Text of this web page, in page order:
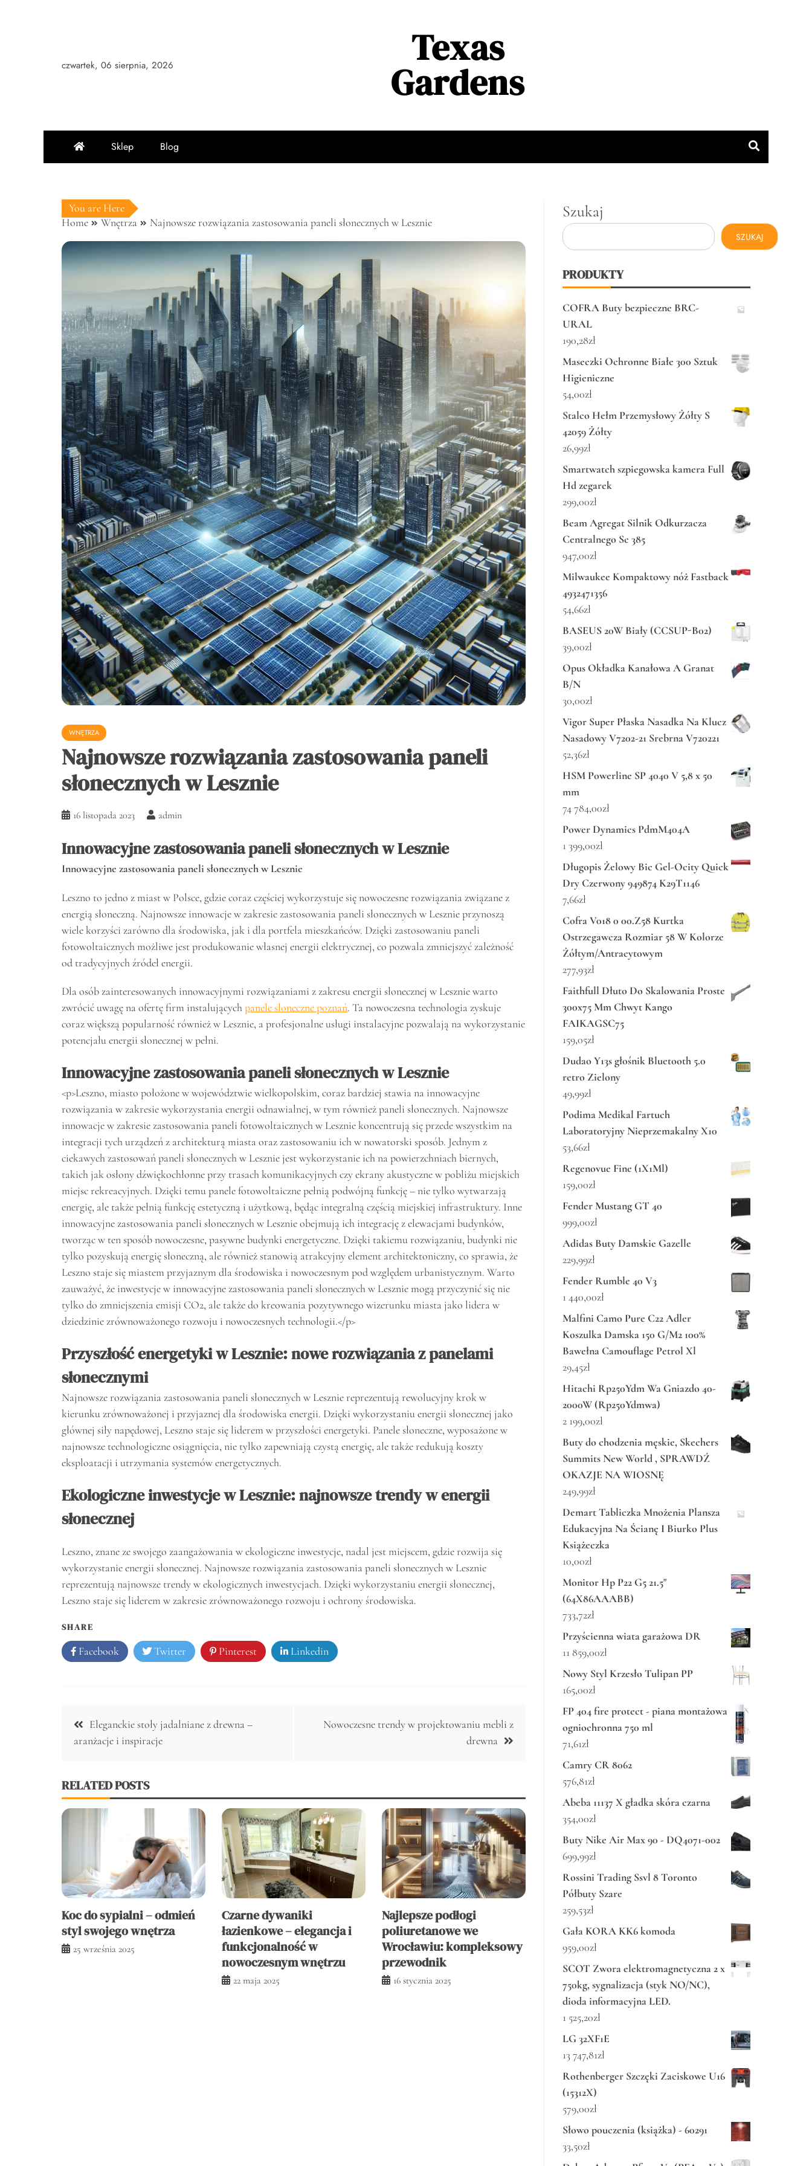
czwartek, 06 sierpnia, 2026
Texas
Gardens
Sklep Blog
You are Here
Home
Wnętrza Najnowsze rozwiązania zastosowania paneli słonecznych w Lesznie
WNĘTRZA
Najnowsze rozwiązania zastosowania paneli
słonecznych w Lesznie
16 listopada 2023 admin
Innowacyjne zastosowania paneli słonecznych w Lesznie
Innowacyjne zastosowania paneli słonecznych w Lesznie
Leszno to jedno z miast w Polsce, gdzie coraz częściej wykorzystuje się nowoczesne rozwiązania związane z
energią słoneczną. Najnowsze innowacje w zakresie zastosowania paneli słonecznych w Lesznie przynoszą
wiele korzyści zarówno dla środowiska, jak i dla portfela mieszkańców. Dzięki zastosowaniu paneli
fotowoltaicznych możliwe jest produkowanie własnej energii elektrycznej, co pozwala zmniejszyć zależność
od tradycyjnych źródeł energii.
Dla osób zainteresowanych innowacyjnymi rozwiązaniami z zakresu energii słonecznej w Lesznie warto
zwrócić uwagę na ofertę firm instalującychpanele słoneczne poznań. Ta nowoczesna technologia zyskuje
coraz większą popularność również w Lesznie, a profesjonalne usługi instalacyjne pozwalają na wykorzystanie
potencjału energii słonecznej w pełni.
Innowacyjne zastosowania paneli słonecznych w Lesznie
<p>Leszno, miasto położone w województwie wielkopolskim, coraz bardziej stawia na innowacyjne
rozwiązania w zakresie wykorzystania energii odnawialnej, w tym również paneli słonecznych. Najnowsze
innowacje w zakresie zastosowania paneli fotowoltaicznych w Lesznie koncentrują się przede wszystkim na
integracji tych urządzeń z architekturą miasta oraz zastosowaniu ich w nowatorski sposób. Jednym z
ciekawych zastosowań paneli słonecznych w Lesznie jest wykorzystanie ich na powierzchniach biernych,
takich jak osłony dźwiękochłonne przy trasach komunikacyjnych czy ekrany akustyczne w pobliżu miejskich
miejsc rekreacyjnych. Dzięki temu panele fotowoltaiczne pełnią podwójną funkcję – nie tylko wytwarzają
energię, ale także pełnią funkcję estetyczną i użytkową, będąc integralną częścią miejskiej infrastruktury. Inne
innowacyjne zastosowania paneli słonecznych w Lesznie obejmują ich integrację z elewacjami budynków,
tworząc w ten sposób nowoczesne, pasywne budynki energetyczne. Dzięki takiemu rozwiązaniu, budynki nie
tylko pozyskują energię słoneczną, ale również stanowią atrakcyjny element architektoniczny, co sprawia, że
Leszno staje się miastem przyjaznym dla środowiska i nowoczesnym pod względem urbanistycznym. Warto
zauważyć, że inwestycje w innowacyjne zastosowania paneli słonecznych w Lesznie mogą przyczynić się nie
tylko do zmniejszenia emisji CO2, ale także do kreowania pozytywnego wizerunku miasta jako lidera w
dziedzinie zrównoważonego rozwoju i nowoczesnych technologii.</p>
Przyszłość energetyki w Lesznie: nowe rozwiązania z panelami
słonecznymi
Najnowsze rozwiązania zastosowania paneli słonecznych w Lesznie reprezentują rewolucyjny krok w
kierunku zrównoważonej i przyjaznej dla środowiska energii. Dzięki wykorzystaniu energii słonecznej jako
głównej siły napędowej, Leszno staje się liderem w przyszłości energetyki. Panele słoneczne, wyposażone w
najnowsze technologiczne osiągnięcia, nie tylko zapewniają czystą energię, ale także redukują koszty
eksploatacji i utrzymania systemów energetycznych.
Ekologiczne inwestycje w Lesznie: najnowsze trendy w energii
słonecznej
Leszno, znane ze swojego zaangażowania w ekologiczne inwestycje, nadal jest miejscem, gdzie rozwija się
wykorzystanie energii słonecznej. Najnowsze rozwiązania zastosowania paneli słonecznych w Lesznie
reprezentują najnowsze trendy w ekologicznych inwestycjach. Dzięki wykorzystaniu energii słonecznej,
Leszno staje się liderem w zakresie zrównoważonego rozwoju i ochrony środowiska.
SHARE
Facebook Twitter Pinterest Linkedin
Nawigacja
wpisu
Eleganckie stoły jadalniane z drewna –
aranżacje i inspiracje
Nowoczesne trendy w projektowaniu mebli z
drewna
RELATED POSTS
Koc do sypialni – odmień
styl swojego wnętrza
25 września 2025
Czarne dywaniki
łazienkowe – elegancja i
funkcjonalność w
nowoczesnym wnętrzu
22 maja 2025
Najlepsze podłogi
poliuretanowe we
Wrocławiu: kompleksowy
przewodnik
16 stycznia 2025
Szukaj
SZUKAJ
PRODUKTY
COFRA Buty bezpieczne BRC-
URAL
190,28zł
Maseczki Ochronne Białe 300 Sztuk
Higieniczne
54,00zł
Stalco Hełm Przemysłowy Żółty S
42059 Żółty
26,99zł
Smartwatch szpiegowska kamera Full
Hd zegarek
299,00zł
Beam Agregat Silnik Odkurzacza
Centralnego Sc 385
947,00zł
Milwaukee Kompaktowy nóż Fastback
4932471356
54,66zł
BASEUS 20W Biały (CCSUP-B02)
39,00zł
Opus Okładka Kanałowa A Granat
B/N
30,00zł
Vigor Super Płaska Nasadka Na Klucz
Nasadowy V7202-21 Srebrna V720221
52,36zł
HSM Powerline SP 4040 V 5,8 x 50
mm
74 784,00zł
Power Dynamics PdmM404A
1 399,00zł
Długopis Żelowy Bic Gel-Ocity Quick
Dry Czerwony 949874 K29T1146
7,66zł
Cofra V018 0 00.Z58 Kurtka
Ostrzegawcza Rozmiar 58 W Kolorze
Żółtym/Antracytowym
277,93zł
Faithfull Dłuto Do Skalowania Proste
300x75 Mm Chwyt Kango
FAIKAGSC75
159,05zł
Dudao Y13s głośnik Bluetooth 5.0
retro Zielony
49,99zł
Podima Medikal Fartuch
Laboratoryjny Nieprzemakalny X10
53,66zł
Regenovue Fine (1X1Ml)
159,00zł
Fender Mustang GT 40
999,00zł
Adidas Buty Damskie Gazelle
229,99zł
Fender Rumble 40 V3
1 440,00zł
Malfini Camo Pure C22 Adler
Koszulka Damska 150 G/M2 100%
Bawełna Camouflage Petrol Xl
29,45zł
Hitachi Rp250Ydm Wa Gniazdo 40-
2000W (Rp250Ydmwa)
2 199,00zł
Buty do chodzenia męskie, Skechers
Summits New World , SPRAWDŹ
OKAZJE NA WIOSNĘ
249,99zł
Demart Tabliczka Mnożenia Plansza
Edukacyjna Na Ścianę I Biurko Plus
Książeczka
10,00zł
Monitor Hp P22 G5 21.5"
(64X86AAABB)
733,72zł
Przyścienna wiata garażowa DR
11 859,00zł
Nowy Styl Krzesło Tulipan PP
165,00zł
FP 404 fire protect - piana montażowa
ogniochronna 750 ml
71,61zł
Camry CR 8062
576,81zł
Abeba 11137 X gładka skóra czarna
354,00zł
Buty Nike Air Max 90 - DQ4071-002
699,99zł
Rossini Trading Ssvl 8 Toronto
Półbuty Szare
259,53zł
Gała KORA KK6 komoda
959,00zł
SCOT Zwora elektromagnetyczna 2 x
750kg, sygnalizacja (styk NO/NC),
dioda informacyjna LED.
1 525,20zł
LG 32XF1E
13 747,81zł
Rothenberger Szczęki Zaciskowe U16
(15312X)
579,00zł
Słowo pouczenia (książka) - 60291
33,50zł